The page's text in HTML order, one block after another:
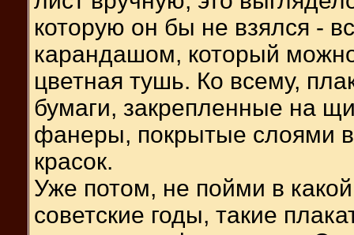
которую он бы не взялся -
карандашом, который
цветная тушь. Ко всему,
бумаги, закрепленные на
фанеры, покрытые слоями
красок.
Уже потом, не пойми в
советские годы, такие